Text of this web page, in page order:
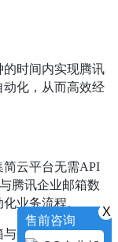
时间内实现腾讯
化，从而高效经
云平台无需API
腾讯企业邮箱数
业务流程。
企业微信的集
X
售前咨询